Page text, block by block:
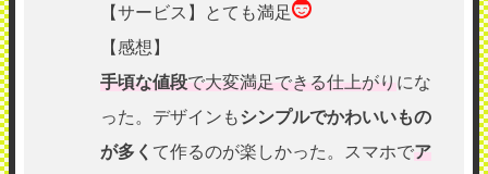
【サービス】とても満足
【感想】
手頃な値段で大変満足できる仕上がり にな
った。デザインもシンプルでかわいいもの
が多く て作るのが楽しかった。スマホでア